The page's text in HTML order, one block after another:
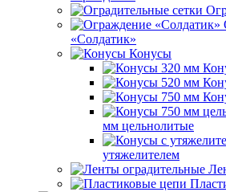
«Солдатик»
Конусы
мм цельнолитые
утяжелителем